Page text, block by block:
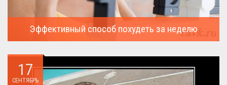
Эффективный способ похудеть за неделю
всегда...
17
СЕНТЯБРЬ